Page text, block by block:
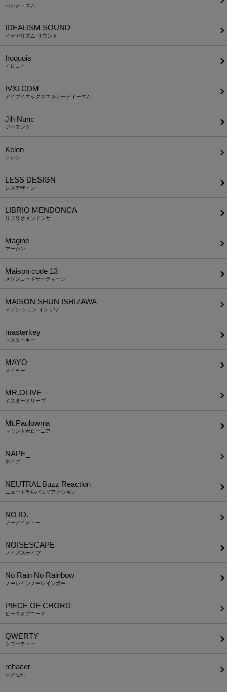
ハンティズム
IDEALISM SOUND
イデアリズム サウンド
Iroquois
イロコイ
IVXLCDM
アイブイエックスエルシーディーエム
Jih Nunc
ジーヌンク
Kelen
ケレン
LESS DESIGN
レスデザイン
LIBRIO MENDONCA
リブリオメンドンサ
Magine
マージン
Maison code 13
メゾンコードサーティーン
MAISON SHUN ISHIZAWA
メゾン シュン イシザワ
masterkey
マスターキー
MAYO
メイヨー
MR.OLIVE
ミスターオリーブ
Mt.Paulownia
マウントポローニア
NAPE_
ネイプ
NEUTRAL Buzz Reaction
ニュートラルバズリアクション
NO ID.
ノーアイディー
NOISESCAPE
ノイズスケイプ
No Rain No Rainbow
ノーレインノーレインボー
PIECE OF CHORD
ピースオブコード
QWERTY
クワーティー
rehacer
レアセル